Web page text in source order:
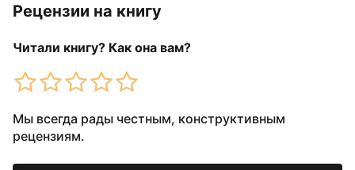
Рецензии на книгу
Читали книгу? Как она вам?
Мы всегда рады честным, конструктивным
рецензиям.